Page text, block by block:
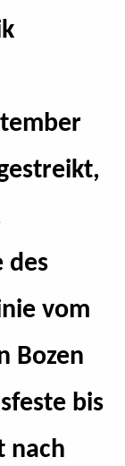
des
vom
Bozen
bis
nach